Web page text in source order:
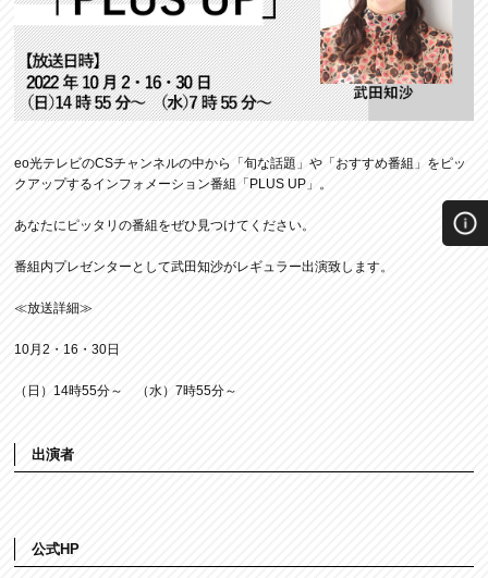
eo光テレビのCSチャンネルの中から「旬な話題」や「おすすめ番組」をピッ
クアップするインフォメーション番組「PLUS UP」。
あなたにピッタリの番組をぜひ見つけてください。
番組内プレゼンターとして武田知沙がレギュラー出演致します。
≪放送詳細≫
10月2・16・30日
（日）14時55分～ （水）7時55分～
出演者
公式HP